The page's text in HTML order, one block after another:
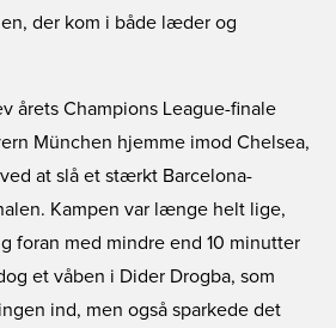
der kom i både læder og
årets Champions League-finale
München hjemme imod Chelsea,
at slå et stærkt Barcelona-
Kampen var længe helt lige,
foran med mindre end 10 minutter
et våben i Dider Drogba, som
ind, men også sparkede det